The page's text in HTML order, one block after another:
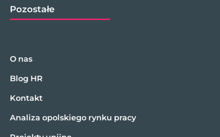
Pozostałe
O nas
Blog HR
Kontakt
Analiza opolskiego rynku pracy